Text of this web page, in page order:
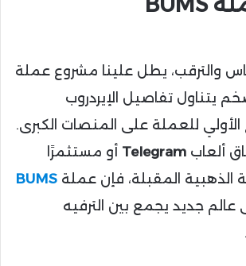
والترقب، يطل علينا مشروع عملة
يتناول تفاصيل الإيردروب
الأولي للعملة على المنصات الكبرى.
ألعاب Telegram أو مستثمرًا
المقبلة، فإن عملة BUMS
عالم جديد يجمع بين الترفيه